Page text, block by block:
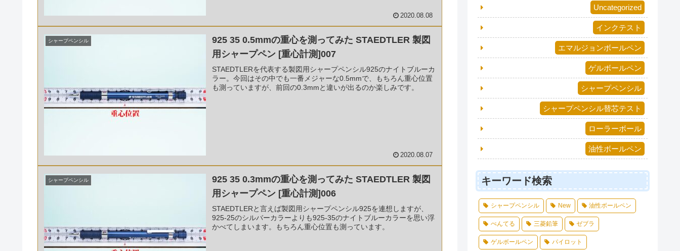
2020.08.08
シャープペンシル
925 35 0.5mmの重心を測ってみた STAEDTLER 製図
用シャープペン [重心計測]007
STAEDTLERを代表する製図用シャープペンシル925のナイトブルーカ
ラー。今回はその中でも一番メジャーな0.5mmで、もちろん重心位置
も測っていますが、前回の0.3mmと違いが出るのか楽しみです。
2020.08.07
シャープペンシル
925 35 0.3mmの重心を測ってみた STAEDTLER 製図
用シャープペン [重心計測]006
STAEDTLERと言えば製図用シャープペンシル925を連想しますが、
925-25のシルバーカラーよりも925-35のナイトブルーカラーを思い浮
かべてしまいます。もちろん重心位置も測っています。
Uncategorized
インクテスト
エマルジョンボールペン
ゲルボールペン
シャープペンシル
シャープペンシル替芯テスト
ローラーボール
油性ボールペン
キーワード検索
シャープペンシル New 油性ボールペン
ぺんてる 三菱鉛筆 ゼブラ
ゲルボールペン パイロット